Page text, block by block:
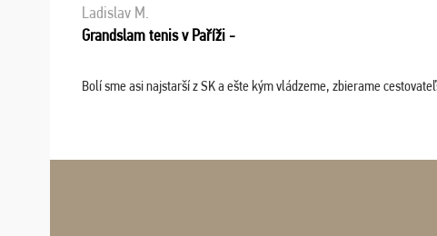
Ladislav M.
Grandslam tenis v Paříži -
Bolí sme asi najstarší z SK a ešte kým vládzeme, zbierame